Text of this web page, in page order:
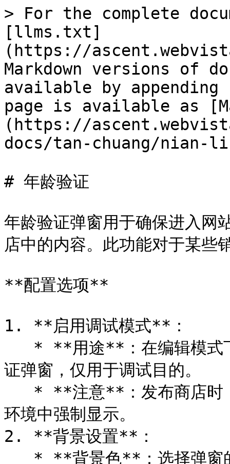
> For the complete
[llms.txt]
(https://
Markdown versions of
available by
page is available as
(https://
docs/tan-chuang/nian-
# 年龄验证
年龄验证弹窗用于确保进入网
店中的内容。此功能对于某些
**配置选项**
1. **启用调试模式**：
证弹窗，仅用于调试目的。
环境中强制显示。
2. **背景设置**：